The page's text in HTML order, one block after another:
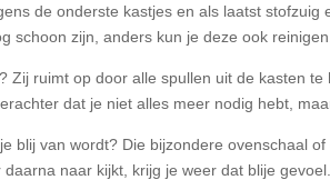
de onderste kastjes en als laatst
schoon zijn, anders kun je deze ook reinigen.
Zij ruimt op door alle spullen uit de kasten
dat je niet alles meer nodig hebt,
blij van wordt? Die bijzondere ovenschaal
naar kijkt, krijg je weer dat blije gevoel.